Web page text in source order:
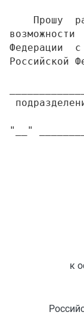
Прошу
Федерации  с
Российской
"__"
к